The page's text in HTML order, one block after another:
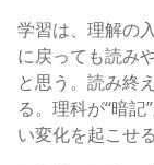
学習は、理解の
に戻っても読み
と思う。読み終
る。理科が“暗記
い変化を起こせ